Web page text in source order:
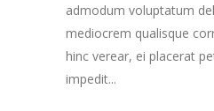
admodum voluptatum
mediocrem qualisque
hinc verear, ei placerat
impedit...